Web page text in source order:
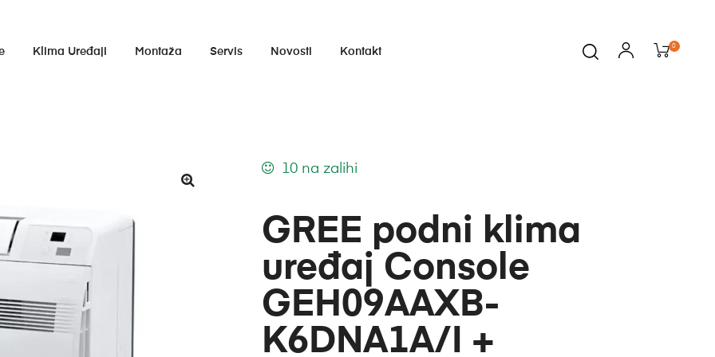
Klima Uređaji Montaža Servis Novosti Kontakt
0
GREE podni klima
uređaj Console
GEH09AAXB-
K6DNA1A/I +
10 na zalihi